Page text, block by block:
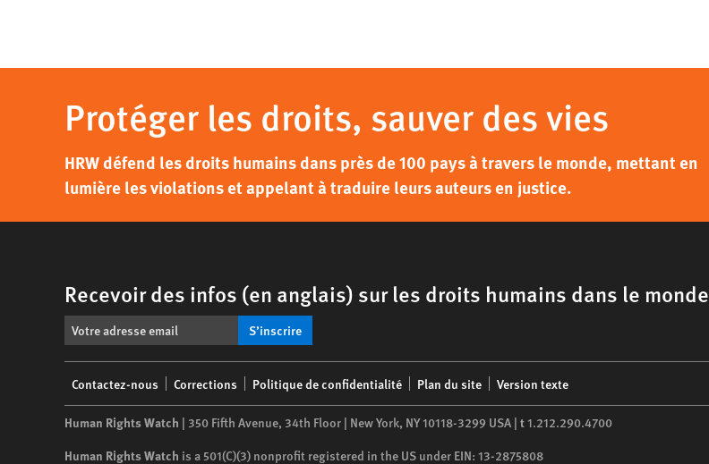
Protéger les droits, sauver des vies
HRW défend les droits humains dans près de 100 pays à travers le monde, mettant en
lumière les violations et appelant à traduire leurs auteurs en justice.
Recevoir des infos (en anglais) sur les droits humains dans le monde
S’inscrire
menu
Contactez-nous Corrections Politique de confidentialité Plan du site Version texte
Human Rights Watch | 350 Fifth Avenue, 34th Floor | New York, NY10118-3299 USA | t1.212.290.4700
Human Rights Watch is a 501(C)(3) nonprofit registered in the US under EIN: 13-2875808